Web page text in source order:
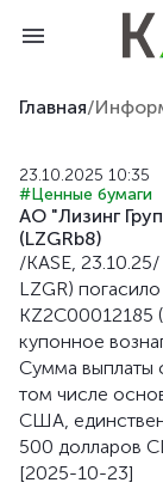
Главная/
23.10.2025 10:35
#Ценные бумаги
АО "Лизинг
(LZGRb8)
/KASE,
LZGR)
KZ2C00012185
купонное
Сумма выплаты
том числе
США,
500 долларов
[2025-10-23]